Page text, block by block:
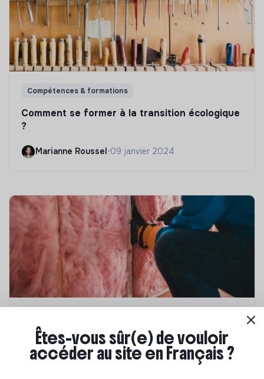
Compétences & formations
Comment se former à la transition écologique
?
Marianne Roussel •09 janvier 2024
Top 8 des formations en rénovation
énergétique des bâtiments
Êtes-vous sûr(e) de vouloir
accéder au site en Français ?